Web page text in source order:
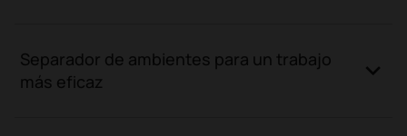
Separador de ambientes para un trabajo
más eficaz